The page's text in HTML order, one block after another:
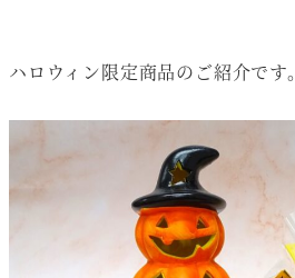
ハロウィン限定商品のご紹介です。